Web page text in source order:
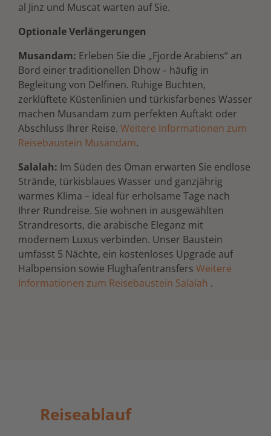
al Jinz und Muscat warten auf Sie.
Optionale Verlängerungen
Musandam: Erleben Sie die „Fjorde Arabiens“ an
Bord einer traditionellen Dhow – häufig in
Begleitung von Delfinen. Ruhige Buchten,
zerklüftete Küstenlinien und türkisfarbenes Wasser
machen Musandam zum perfekten Auftakt oder
Abschluss Ihrer Reise. Weitere Informationen zum
Reisebaustein Musandam.
Salalah: Im Süden des Oman erwarten Sie endlose
Strände, türkisblaues Wasser und ganzjährig
warmes Klima – ideal für erholsame Tage nach
Ihrer Rundreise. Sie wohnen in ausgewählten
Strandresorts, die arabische Eleganz mit
modernem Luxus verbinden. Unser Baustein
umfasst 5 Nächte, ein kostenloses Upgrade auf
Halbpension sowie Flughafentransfers Weitere
Informationen zum Reisebaustein Salalah .
Reiseablauf